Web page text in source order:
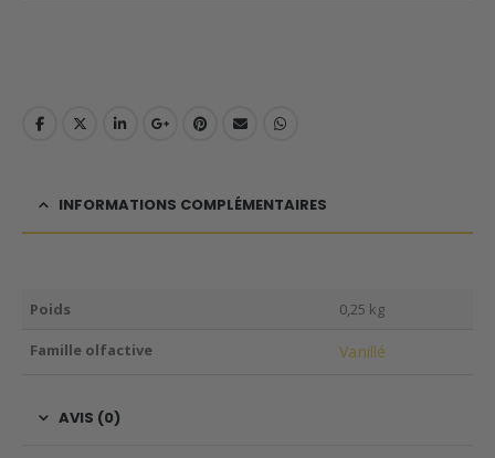
INFORMATIONS COMPLÉMENTAIRES
Poids 0,25 kg
Famille olfactive Vanillé
AVIS (0)